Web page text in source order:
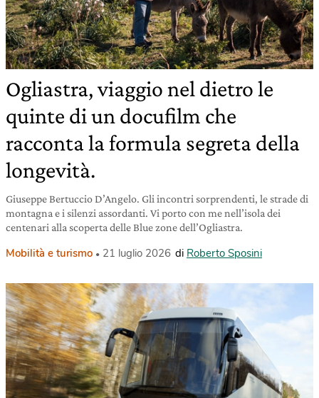
Ogliastra, viaggio nel dietro le
quinte di un docufilm che
racconta la formula segreta della
longevità.
Giuseppe Bertuccio D’Angelo. Gli incontri sorprendenti, le strade di
montagna e i silenzi assordanti. Vi porto con me nell’isola dei
centenari alla scoperta delle Blue zone dell’Ogliastra.
Mobilità e turismo 21 luglio 2026 di Roberto Sposini